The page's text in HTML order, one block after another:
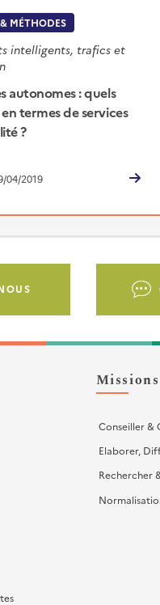
MÉTHODES
intelligents, trafics et
autonomes : quels
termes de services
?
04/2019
Missions
Conseiller &
Elaborer,
Rechercher